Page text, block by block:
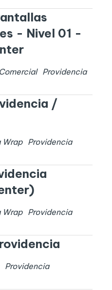
- Nivel 01 -
Providencia
/
Wrap
Providencia
Wrap
Providencia
Providencia